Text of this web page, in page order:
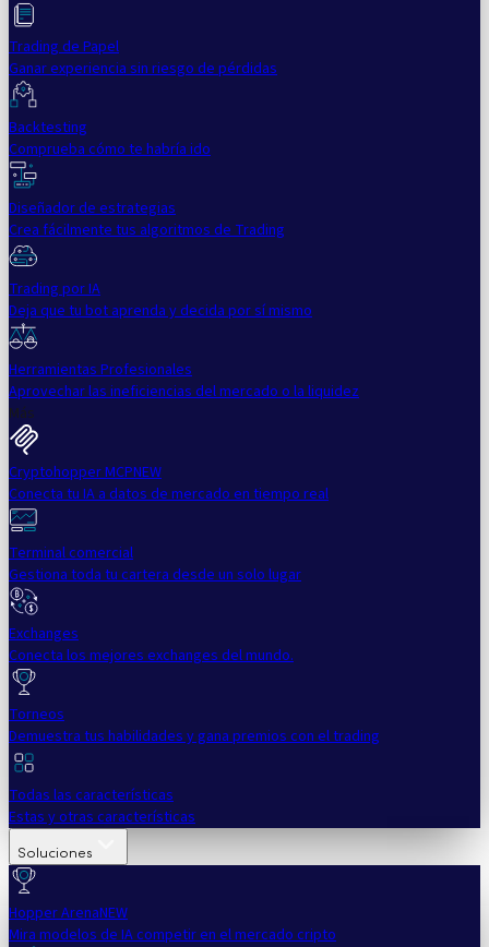
Trading de Papel
Ganar experiencia sin riesgo de pérdidas
Backtesting
Comprueba cómo te habría ido
Diseñador de estrategias
Crea fácilmente tus algoritmos de Trading
Trading por IA
Deja que tu bot aprenda y decida por sí mismo
Herramientas Profesionales
Aprovechar las ineficiencias del mercado o la liquidez
Más
Cryptohopper MCPNEW
Conecta tu IA a datos de mercado en tiempo real
Terminal comercial
Gestiona toda tu cartera desde un solo lugar
Exchanges
Conecta los mejores exchanges del mundo.
Torneos
Demuestra tus habilidades y gana premios con el trading
Todas las características
Estas y otras características
Soluciones
Hopper ArenaNEW
Mira modelos de IA competir en el mercado cripto